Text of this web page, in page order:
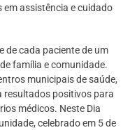
assistência e cuidado
de cada paciente de um
família e comunidade.
municipais de saúde,
resultados positivos para
médicos. Neste Dia
celebrado em 5 de